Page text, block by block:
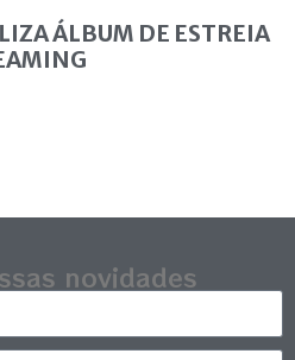
ÁLBUM DE ESTREIA
novidades